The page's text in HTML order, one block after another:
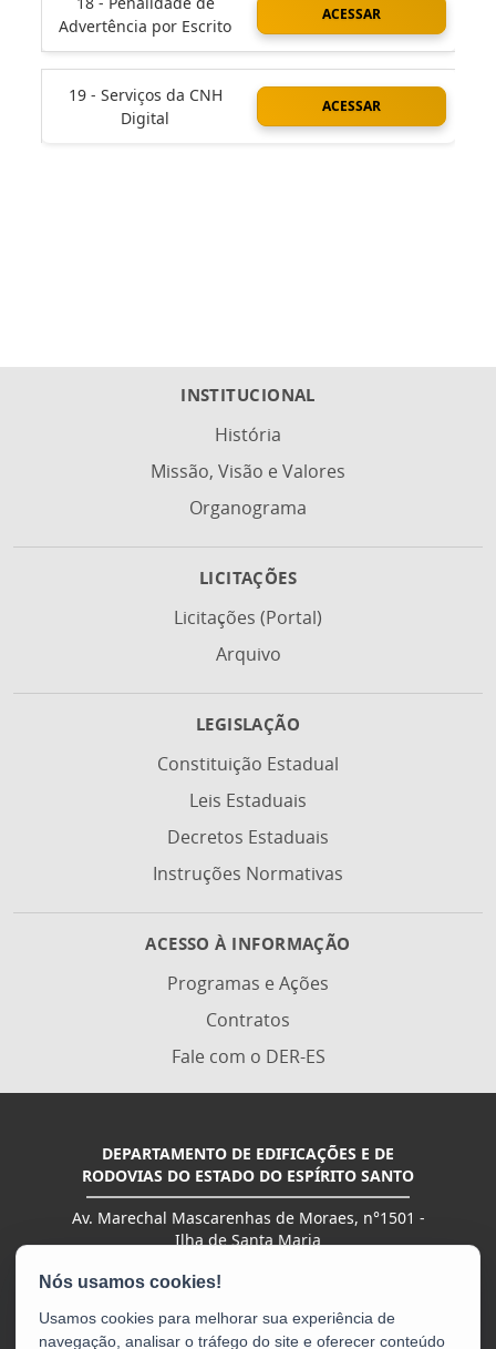
INSTITUCIONAL
História
Missão, Visão e Valores
Organograma
LICITAÇÕES
Licitações (Portal)
Arquivo
LEGISLAÇÃO
Constituição Estadual
Leis Estaduais
Decretos Estaduais
Instruções Normativas
ACESSO À INFORMAÇÃO
Programas e Ações
Contratos
Fale com o DER-ES
DEPARTAMENTO DE EDIFICAÇÕES E DE
RODOVIAS DO ESTADO DO ESPÍRITO SANTO
Av. Marechal Mascarenhas de Moraes, n°1501 -
Ilha de Santa Maria
Tel.: (27) 3636-2000 | (27) 3636-4401 | (27) 3636-
Usamos cookies para melhorar sua experiência de
navegação, analisar o tráfego do site e oferecer conteúdo